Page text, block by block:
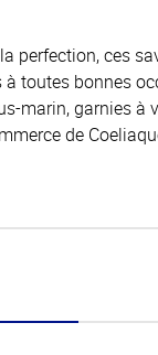
perfection, ces
toutes bonnes
marin, garnies à
de